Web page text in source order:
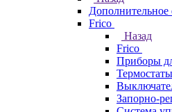
Дополнительное
Frico
Назад
Frico
Приборы
Термостаты
Запорно-